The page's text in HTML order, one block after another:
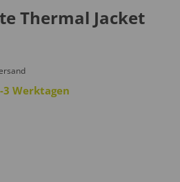
Thermal Jacket
Werktagen